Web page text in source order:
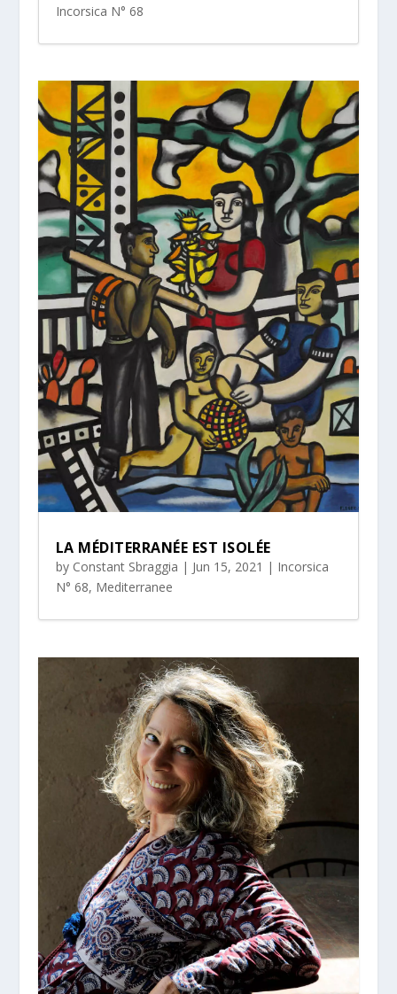
Incorsica N° 68
LA MÉDITERRANÉE EST ISOLÉE
by Constant Sbraggia | Jun 15, 2021 | Incorsica
N° 68, Mediterranee